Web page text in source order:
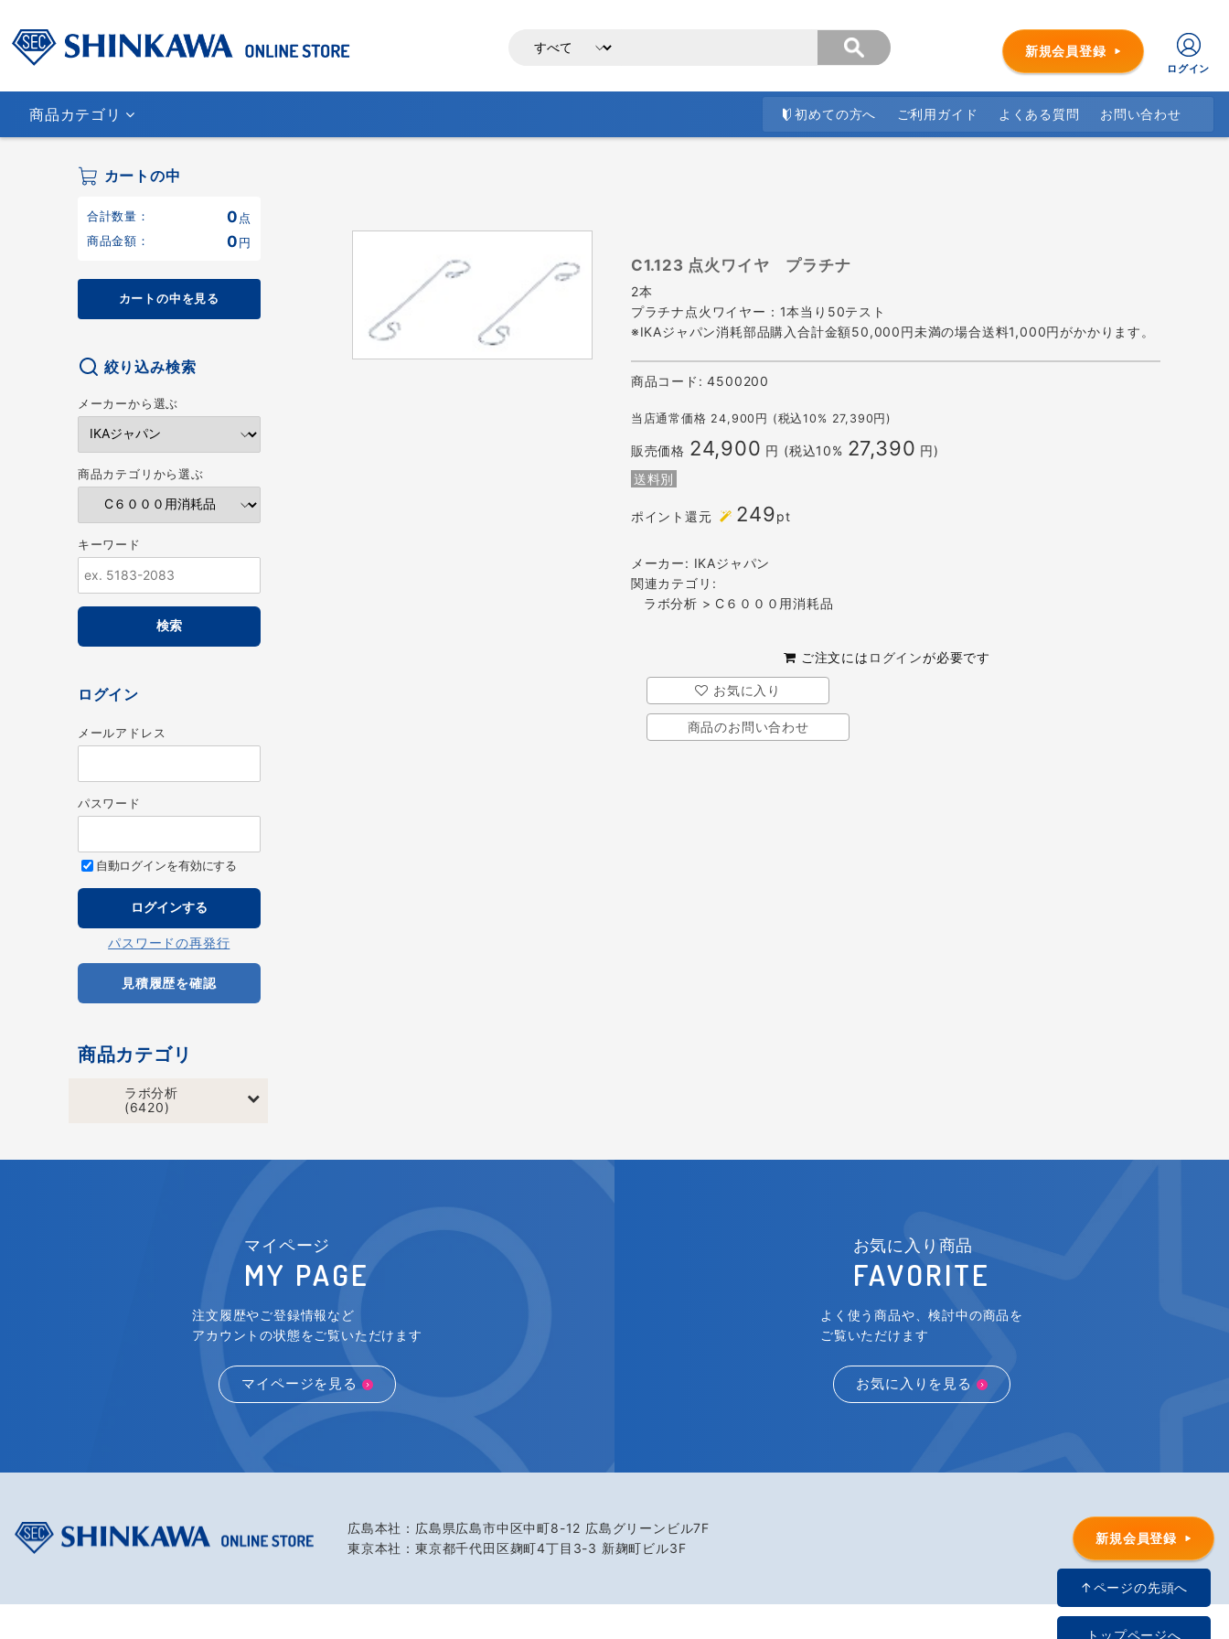
新規会員登録
ログイン
商品カテゴリ 初めての方へ ご利用ガイド よくある質問 お問い合わせ
カートの中
合計数量： 0点
商品金額：
0円
カートの中を見る
絞り込み検索
メーカーから選ぶ
商品カテゴリから選ぶ
キーワード
ログイン
メールアドレス
パスワード
自動ログインを有効にする
パスワードの再発行
見積履歴を確認
商品カテゴリ
ラボ分析
(6420)
C1.123 点火ワイヤ プラチナ
2本
プラチナ点火ワイヤー：1本当り50テスト
※IKAジャパン消耗部品購入合計金額50,000円未満の場合送料1,000円がかかります。
商品コード: 4500200
当店通常価格 24,900 円 (税込10% 27,390 円)
販売価格 24,900 円 (税込10% 27,390 円)
送料別
ポイント還元 249pt
メーカー: IKAジャパン
関連カテゴリ:
ラボ分析 > C６０００用消耗品
ご注文には ログインが必要です
お気に入り
商品のお問い合わせ
↑ページの先頭へ
トップページへ
マイページ
MY PAGE
注文履歴やご登録情報など
アカウントの状態をご覧いただけます
マイページを見る
お気に入り商品
FAVORITE
よく使う商品や、検討中の商品を
ご覧いただけます
お気に入りを見る
広島本社：広島県広島市中区中町8-12 広島グリーンビル7F
東京本社：東京都千代田区麹町4丁目3-3 新麹町ビル3F
新規会員登録